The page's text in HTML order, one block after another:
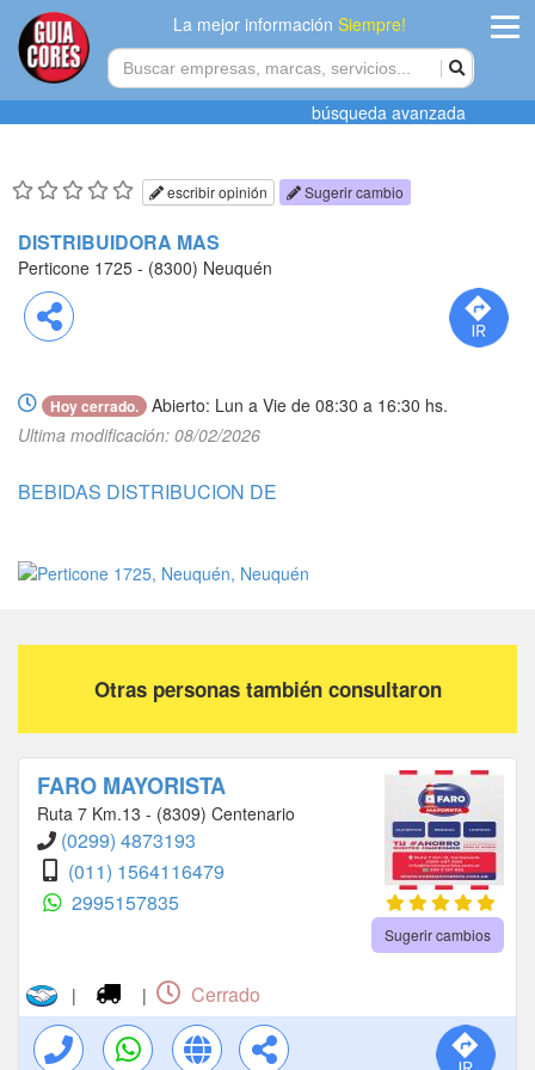
La mejor informaciónSiempre!
Agregar
Publicidad
búsqueda avanzada
escribir opinión Sugerir cambio
DISTRIBUIDORA MAS
Perticone 1725 - (8300) Neuquén
Compartir
Hoy cerrado.
Abierto: Lun a Vie de 08:30 a 16:30 hs.
Ultima modificación: 08/02/2026
BEBIDAS DISTRIBUCION DE
Otras personas también consultaron
FARO MAYORISTA
Ruta 7 Km.13 - (8309) Centenario
(0299) 4873193
(011) 1564116479
2995157835
Sugerir cambios
| | Cerrado